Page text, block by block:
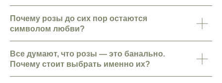
Почему розы до сих пор остаются
символом любви?
Все думают, что розы — это банально.
Почему стоит выбрать именно их?